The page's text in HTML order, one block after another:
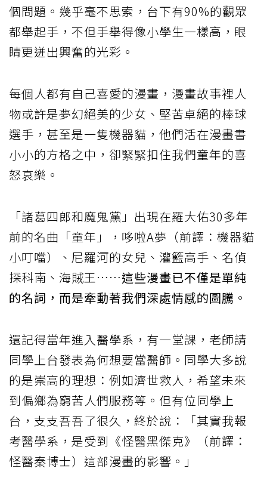
個問題。幾乎毫不思索，台下有90%的觀眾
都舉起手，不但手舉得像小學生一樣高，眼
睛更迸出興奮的光彩。
每個人都有自己喜愛的漫畫，漫畫故事裡人
物或許是夢幻絕美的少女、堅苦卓絕的棒球
選手，甚至是一隻機器貓，他們活在漫畫書
小小的方格之中，卻緊緊扣住我們童年的喜
怒哀樂。
「諸葛四郎和魔鬼黨」出現在羅大佑30多年
前的名曲「童年」，哆啦A夢（前譯：機器貓
小叮噹）、尼羅河的女兒、灌籃高手、名偵
探科南、海賊王……這些漫畫已不僅是單純
的名詞，而是牽動著我們深處情感的圖騰 。
還記得當年進入醫學系，有一堂課，老師請
同學上台發表為何想要當醫師。同學大多說
的是崇高的理想：例如濟世救人，希望未來
到偏鄉為窮苦人們服務等。但有位同學上
台，支支吾吾了很久，終於說：「其實我報
考醫學系，是受到《怪醫黑傑克》（前譯：
怪醫秦博士）這部漫畫的影響。」